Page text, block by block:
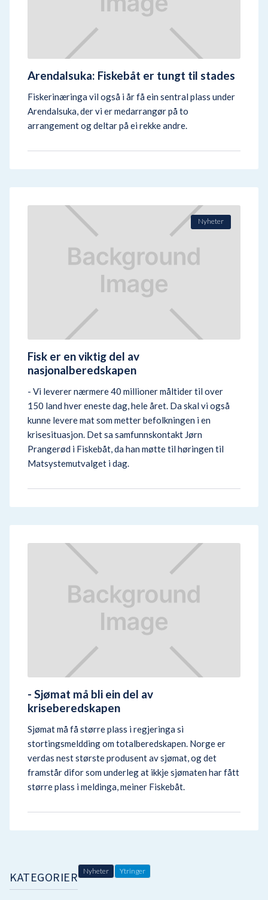
Arendalsuka: Fiskebåt er tungt til stades
Fiskerinæringa vil også i år få ein sentral plass under
Arendalsuka, der vi er medarrangør på to
arrangement og deltar på ei rekke andre.
Nyheter
Fisk er en viktig del av
nasjonalberedskapen
- Vi leverer nærmere 40 millioner måltider til over
150 land hver eneste dag, hele året. Da skal vi også
kunne levere mat som metter befolkningen i en
krisesituasjon. Det sa samfunnskontakt Jørn
Prangerød i Fiskebåt, da han møtte til høringen til
Matsystemutvalget i dag.
- Sjømat må bli ein del av
kriseberedskapen
Sjømat må få større plass i regjeringa si
stortingsmeldding om totalberedskapen. Norge er
verdas nest største produsent av sjømat, og det
framstår difor som underleg at ikkje sjømaten har fått
større plass i meldinga, meiner Fiskebåt.
KATEGORIER Nyheter Ytringer